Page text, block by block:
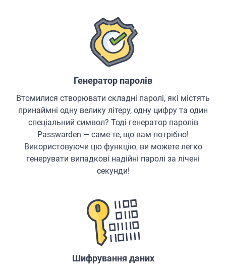
Генератор паролів
Втомилися створювати складні паролі, які містять
принаймні одну велику літеру, одну цифру та один
спеціальний символ? Тоді генератор паролів
Passwarden — саме те, що вам потрібно!
Використовуючи цю функцію, ви можете легко
генерувати випадкові надійні паролі за лічені
секунди!
Шифрування даних